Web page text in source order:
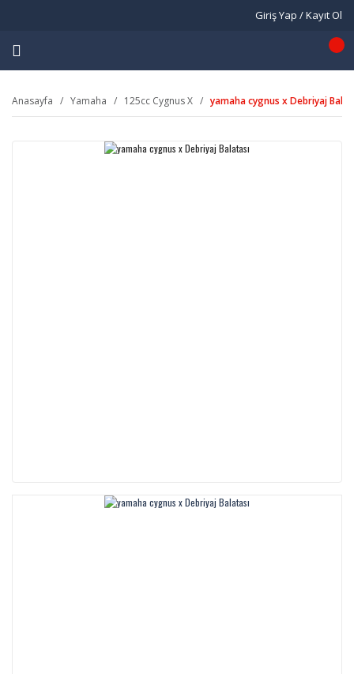
Giriş Yap / Kayıt Ol
Anasayfa Yamaha 125cc Cygnus X yamaha cygnus x Debriyaj